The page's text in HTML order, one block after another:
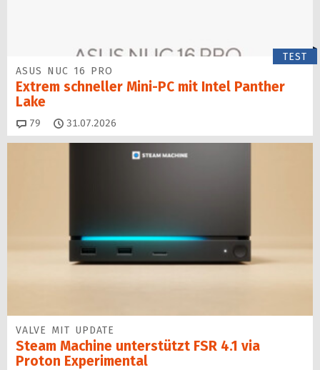
TEST
ASUS NUC 16 PRO
Extrem schneller Mini-PC mit Intel Panther
Lake
79 Kommentare
31.07.2026
VALVE MIT UPDATE
Steam Machine unterstützt FSR 4.1 via
Proton Experimental